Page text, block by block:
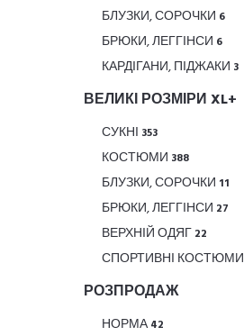
БЛУЗКИ, СОРОЧКИ 6
БРЮКИ, ЛЕГГІНСИ 6
КАРДІГАНИ, ПІДЖАКИ 3
ВЕЛИКІ РОЗМІРИ XL+
СУКНІ 353
КОСТЮМИ 388
БЛУЗКИ, СОРОЧКИ 11
БРЮКИ, ЛЕГГІНСИ 27
ВЕРХНІЙ ОДЯГ 22
СПОРТИВНІ КОСТЮМИ
РОЗПРОДАЖ
НОРМА42